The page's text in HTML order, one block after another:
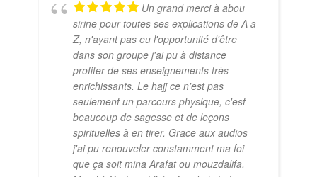
Un grand merci à abou
sirine pour toutes ses explications de A a
Z, n'ayant pas eu l'opportunité d'être
dans son groupe j'ai pu à distance
profiter de ses enseignements très
enrichissants. Le hajj ce n'est pas
seulement un parcours physique, c'est
beaucoup de sagesse et de leçons
spirituelles à en tirer. Grace aux audios
j'ai pu renouveler constamment ma foi
que ça soit mina Arafat ou mouzdalifa.